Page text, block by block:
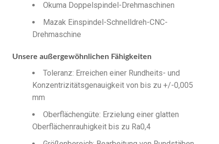
Okuma Doppelspindel-Drehmaschinen
Mazak Einspindel-Schnelldreh-CNC-
Drehmaschine
Unsere außergewöhnlichen Fähigkeiten
Toleranz: Erreichen einer Rundheits- und
Konzentrizitätsgenauigkeit von bis zu +/-0,005
mm
Oberflächengüte: Erzielung einer glatten
Oberflächenrauhigkeit bis zu Ra0,4